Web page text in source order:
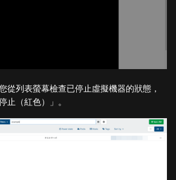
從列表螢幕檢查已停止虛擬機器的狀態，
止（紅色）」。